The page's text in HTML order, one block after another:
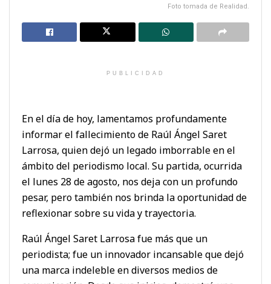
Foto tomada de Realidad.
PUBLICIDAD
En el día de hoy, lamentamos profundamente
informar el fallecimiento de Raúl Ángel Saret
Larrosa, quien dejó un legado imborrable en el
ámbito del periodismo local. Su partida, ocurrida
el lunes 28 de agosto, nos deja con un profundo
pesar, pero también nos brinda la oportunidad de
reflexionar sobre su vida y trayectoria.
Raúl Ángel Saret Larrosa fue más que un
periodista; fue un innovador incansable que dejó
una marca indeleble en diversos medios de